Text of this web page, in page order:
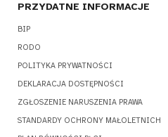
PRZYDATNE INFORMACJE
BIP
RODO
POLITYKA PRYWATNOŚCI
DEKLARACJA DOSTĘPNOŚCI
ZGŁOSZENIE NARUSZENIA PRAWA
STANDARDY OCHRONY MAŁOLETNICH